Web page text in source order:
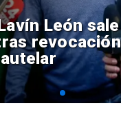
relaciones